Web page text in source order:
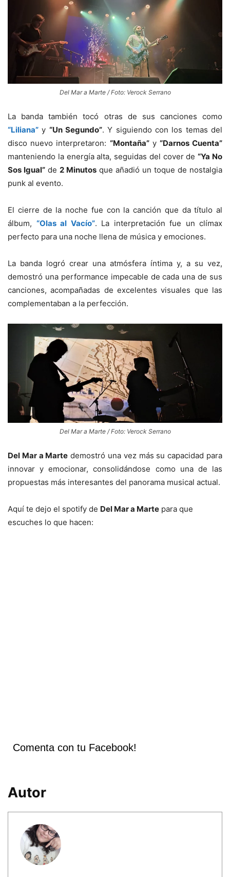
Del Mar a Marte / Foto: Verock Serrano
La banda también tocó otras de sus canciones como
“Liliana” y “Un Segundo”. Y siguiendo con los temas del
disco nuevo interpretaron: “Montaña”y “Darnos Cuenta”
manteniendo la energía alta, seguidas del cover de“Ya No
Sos Igual” de 2 Minutos que añadió un toque de nostalgia
punk al evento.
El cierre de la noche fue con la canción que da título al
álbum, “Olas al Vacío”. La interpretación fue un clímax
perfecto para una noche llena de música y emociones.
La banda logró crear una atmósfera íntima y, a su vez,
demostró una performance impecable de cada una de sus
canciones, acompañadas de excelentes visuales que las
complementaban a la perfección.
Del Mar a Marte / Foto: Verock Serrano
Del Mar a Marte demostró una vez más su capacidad para
innovar y emocionar, consolidándose como una de las
propuestas más interesantes del panorama musical actual.
Aquí te dejo el spotify de Del Mar a Marte para que
escuches lo que hacen:
Comenta con tu Facebook!
Autor